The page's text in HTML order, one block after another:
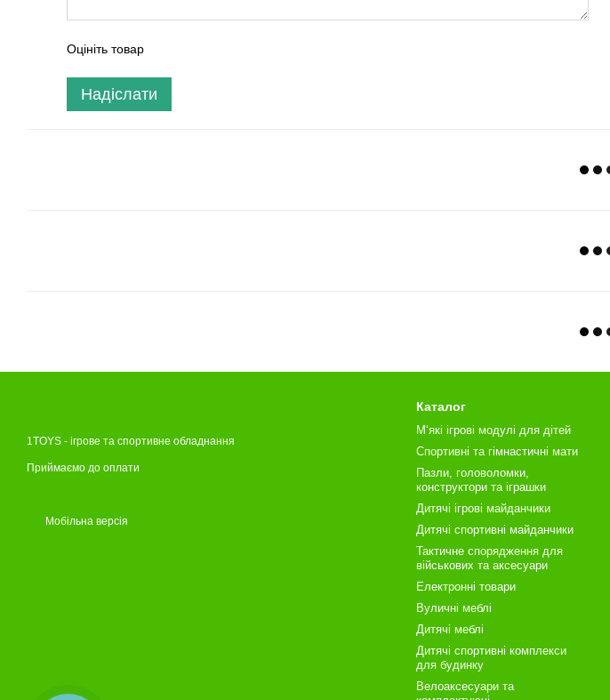
Оцініть товар
Надіслати
1TOYS - ігрове та спортивне обладнання
Приймаємо до оплати
Мобільна версія
Каталог
М‘які ігрові модулі для дітей
Спортивні та гімнастичні мати
Пазли, головоломки,
конструктори та іграшки
Дитячі ігрові майданчики
Дитячі спортивні майданчики
Тактичне спорядження для
військових та аксесуари
Електронні товари
Вуличні меблі
Дитячі меблі
Дитячі спортивні комплекси
для будинку
Велоаксесуари та